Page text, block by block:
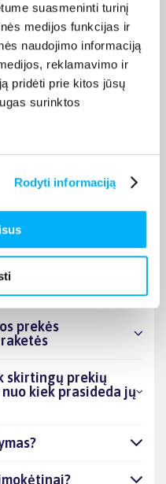
suasmeninti turinį
medijos funkcijas ir
naudojimo informaciją
reklamavimo ir
pridėti prie kitos jūsų
surinktos
Rodyti informaciją
nuo 150 Eur įsigyti su
pirkti išsimokėtinai galima
pristatome visoje
kainuoja nuo 2,29 €, o
nemokamai.
nuo 2,99 €. Jei prekė yra
1–2 darbo dienas, o tikslų
būdą: pristatymą į
prekės
skirtingų prekių
kiek prasideda jų